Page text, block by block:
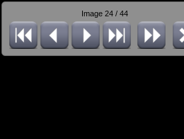
Image 24 / 44